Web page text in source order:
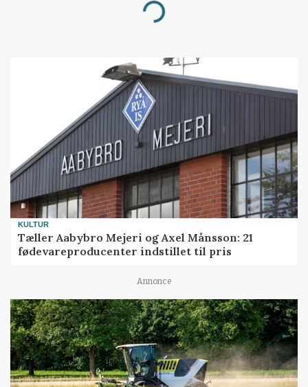
Loading...
KULTUR
Tæller Aabybro Mejeri og Axel Månsson: 21
fødevareproducenter indstillet til pris
Annonce